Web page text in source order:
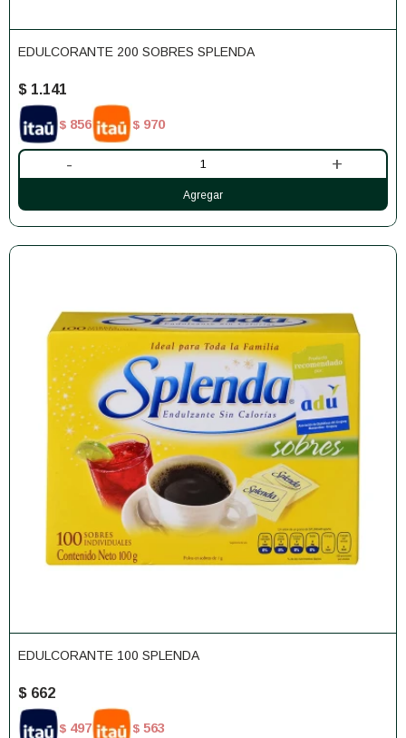
EDULCORANTE 200 SOBRES SPLENDA
$ 1.141
$ 856 $ 970
- +
EDULCORANTE 100 SPLENDA
$ 662
$ 497 $ 563